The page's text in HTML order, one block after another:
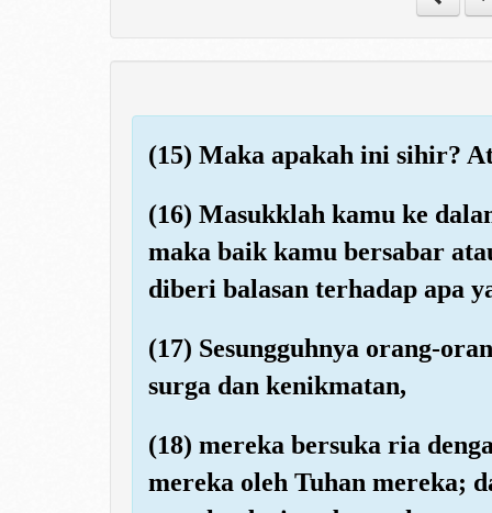
(15) Maka apakah ini sihir?
(16) Masukklah kamu ke
maka baik kamu bersabar
diberi balasan terhadap apa
(17) Sesungguhnya orang-
surga dan kenikmatan,
(18) mereka bersuka ria
mereka oleh Tuhan mereka;